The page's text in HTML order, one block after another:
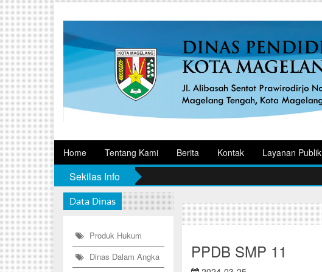
Home Tentang Kami Berita Kontak Layanan Publik
Sekilas Info
Data Dinas
Produk Hukum
Dinas Dalam Angka
PPDB SMP 11